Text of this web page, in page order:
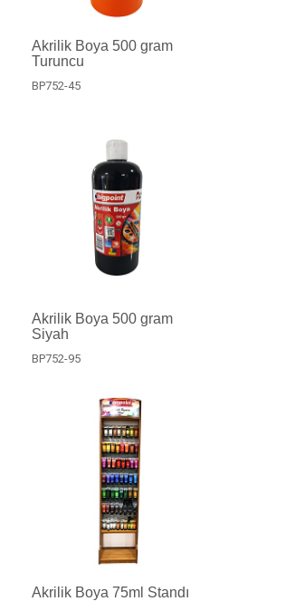
Akrilik Boya 500 gram
Turuncu
BP752-45
Akrilik Boya 500 gram
Siyah
BP752-95
Akrilik Boya 75ml Standı